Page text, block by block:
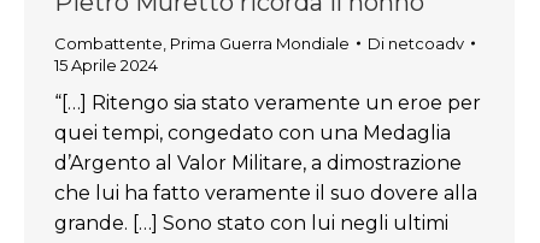
Combattente Prima Guerra Mondiale Di netcoadv
15 Aprile 2024
“[…] Ritengo sia stato veramente un eroe per
quei tempi, congedato con una Medaglia
d’Argento al Valor Militare, a dimostrazione
che lui ha fatto veramente il suo dovere alla
grande. […] Sono stato con lui negli ultimi